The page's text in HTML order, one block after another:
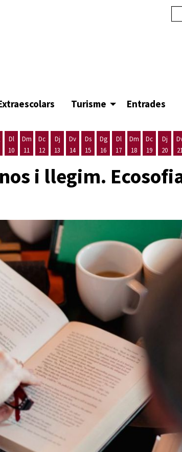
Turisme Entrades
Dl
10
Dm
11
Dc
12
Dj
13
Dv
14
Ds
15
Dg
16
Dl
17
Dm
18
Dc
19
Dj
20
i llegim.